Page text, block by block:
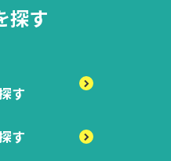
探す
す
す